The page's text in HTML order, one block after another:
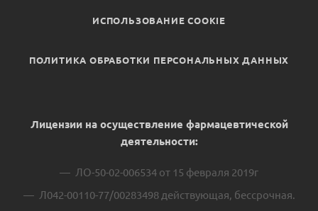
ИСПОЛЬЗОВАНИЕ COOKIE
ПОЛИТИКА ОБРАБОТКИ ПЕРСОНАЛЬНЫХ ДАННЫХ
Лицензии на осуществление фармацевтической
деятельности:
ЛО-50-02-006534 от 15 февраля 2019г
Л042-00110-77/00283498 действующая, бессрочная.